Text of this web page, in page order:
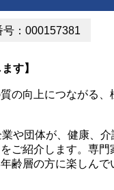
号：000157381
す】
の向上につながる
や団体が、健康、
ご紹介します。専
齢層の方に楽しんで